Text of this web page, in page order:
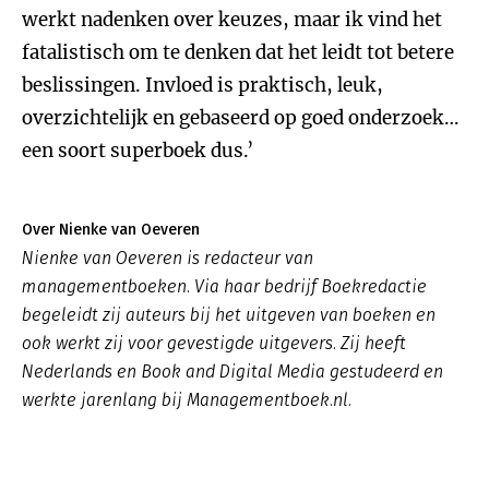
werkt nadenken over keuzes, maar ik vind het
fatalistisch om te denken dat het leidt tot betere
beslissingen. Invloed is praktisch, leuk,
overzichtelijk en gebaseerd op goed onderzoek…
een soort superboek dus.’
Over Nienke van Oeveren
Nienke van Oeveren is redacteur van
managementboeken. Via haar bedrijf Boekredactie
begeleidt zij auteurs bij het uitgeven van boeken en
ook werkt zij voor gevestigde uitgevers. Zij heeft
Nederlands en Book and Digital Media gestudeerd en
werkte jarenlang bij Managementboek.nl.